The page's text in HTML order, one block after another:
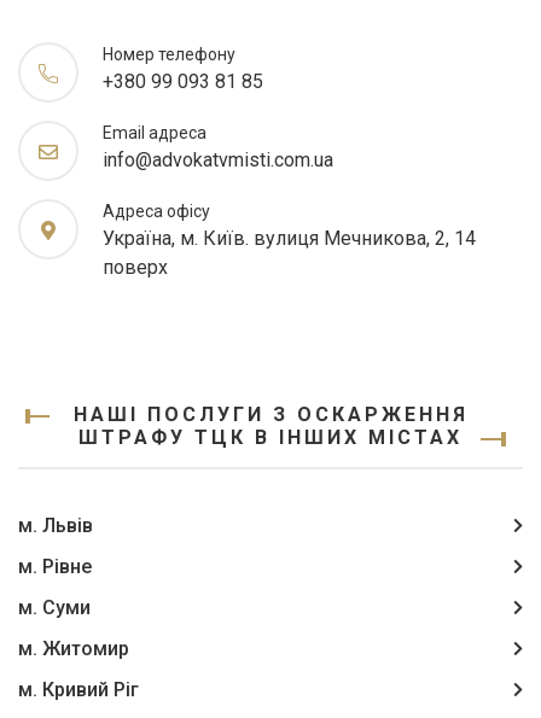
Номер телефону
+380 99 093 81 85
Email адреса
info@advokatvmisti.com.ua
Адреса офісу
Україна, м. Київ. вулиця Мечникова, 2, 14
поверх
НАШІ ПОСЛУГИ З ОСКАРЖЕННЯ
ШТРАФУ ТЦК В ІНШИХ МІСТАХ
м. Львів
м. Рівне
м. Суми
м. Житомир
м. Кривий Ріг